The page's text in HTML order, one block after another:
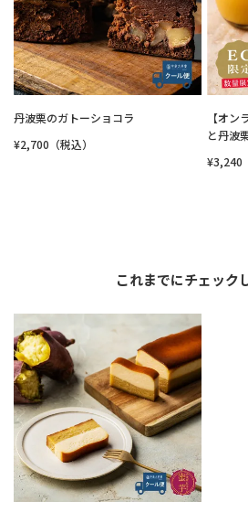
丹波栗のガトーショコラ
¥2,700（税込）
【オ
と丹波
¥3,240
これまでにチェック